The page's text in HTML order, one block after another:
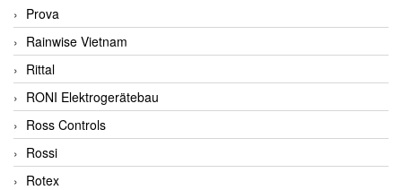
Prova
Rainwise Vietnam
Rittal
RONI Elektrogerätebau
Ross Controls
Rossi
Rotex